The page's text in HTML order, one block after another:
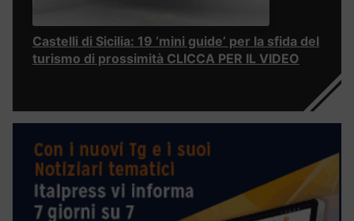
Castelli di Sicilia: 19 ‘mini guide’ per la sfida del
turismo di prossimità CLICCA PER IL VIDEO